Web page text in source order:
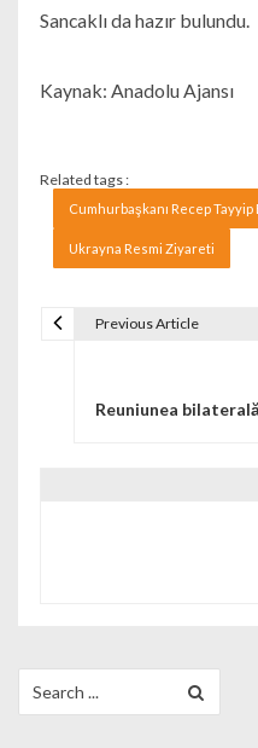
Sancaklı da hazır bulundu.
Kaynak: Anadolu Ajansı
Related tags :
Cumhurbaşkanı Recep Tayyip
Ukrayna Resmi Ziyareti
Previous Article
Reuniunea